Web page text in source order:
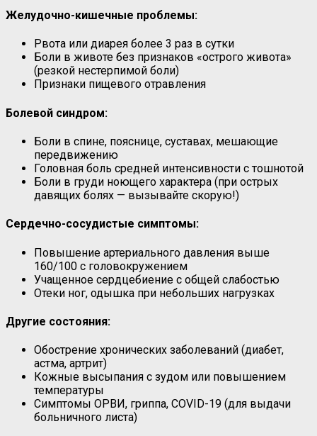
Желудочно-кишечные проблемы:
Рвота или диарея более 3 раз в сутки
Боли в животе без признаков «острого живота»
(резкой нестерпимой боли)
Признаки пищевого отравления
Болевой синдром:
Боли в спине, пояснице, суставах, мешающие
передвижению
Головная боль средней интенсивности с тошнотой
Боли в груди ноющего характера (при острых
давящих болях — вызывайте скорую!)
Сердечно-сосудистые симптомы:
Повышение артериального давления выше
160/100 с головокружением
Учащенное сердцебиение с общей слабостью
Отеки ног, одышка при небольших нагрузках
Другие состояния:
Обострение хронических заболеваний (диабет,
астма, артрит)
Кожные высыпания с зудом или повышением
температуры
Симптомы ОРВИ, гриппа, COVID-19 (для выдачи
больничного листа)